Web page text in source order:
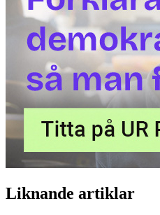
Liknande artiklar